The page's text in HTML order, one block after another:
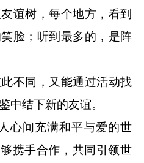
谊树，每个地方，看到
脸；听到最多的，是阵
同，又能通过活动找
中结下新的友谊。
间充满和平与爱的世
携手合作，共同引领世